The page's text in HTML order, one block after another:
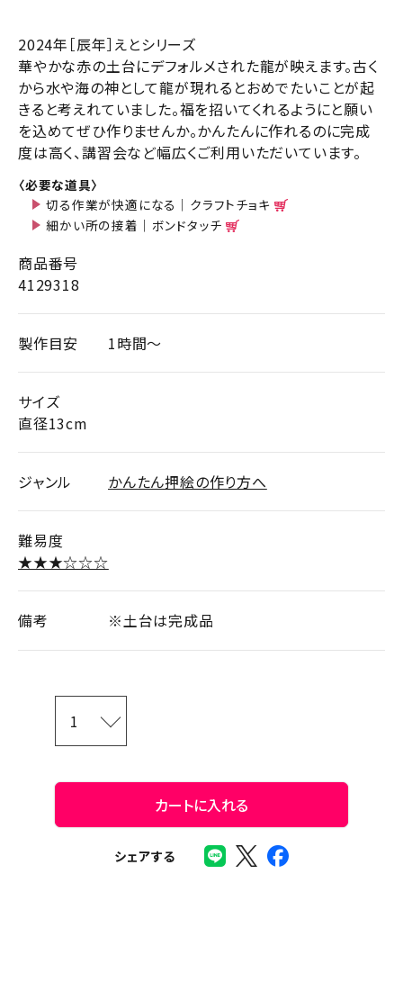
meeting_room ログイン person 会員登録
2024年［辰年］えとシリーズ
華やかな赤の土台にデフォルメされた龍が映えます。古く
から水や海の神として龍が現れるとおめでたいことが起
きると考えれていました。福を招いてくれるようにと願い
を込めてぜひ作りませんか。かんたんに作れるのに完成
度は高く、講習会など幅広くご利用いただいています。
〈必要な道具〉
切る作業が快適になる｜クラフトチョキ
細かい所の接着｜ボンドタッチ
商品番号
4129318
製作目安 1時間～
サイズ
直径13cm
ジャンル かんたん押絵の作り方へ
難易度
★★★☆☆☆
備考 ※土台は完成品
カートに入れる
シェアする